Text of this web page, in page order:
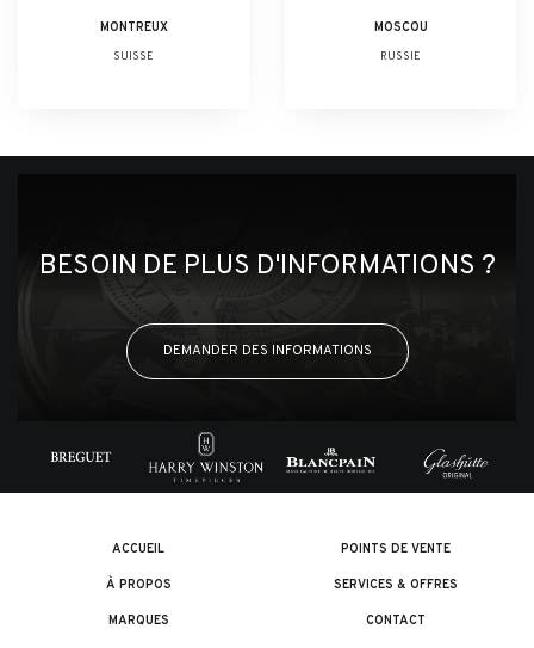
MONTREUX
SUISSE
MOSCOU
RUSSIE
BESOIN DE PLUS D'INFORMATIONS ?
DEMANDER DES INFORMATIONS
ACCUEIL
À PROPOS
MARQUES
POINTS DE VENTE
SERVICES & OFFRES
CONTACT